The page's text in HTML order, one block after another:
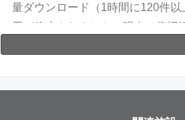
量ダウンロード（1時間に120件
用が停止されました（現在は復旧
につながる可能性があります。